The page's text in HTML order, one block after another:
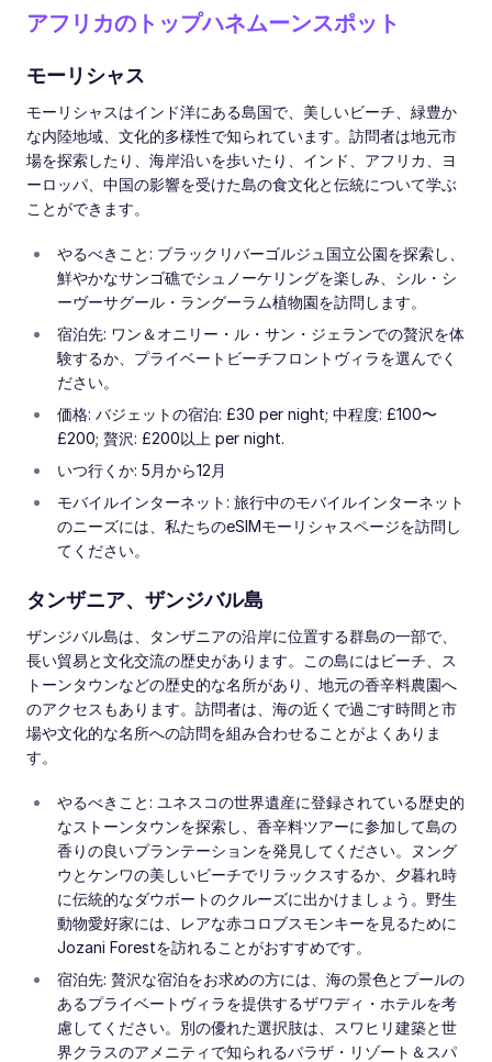
アフリカのトップハネムーンスポット
モーリシャス
モーリシャスはインド洋にある島国で、美しいビーチ、緑豊か
な内陸地域、文化的多様性で知られています。訪問者は地元市
場を探索したり、海岸沿いを歩いたり、インド、アフリカ、ヨ
ーロッパ、中国の影響を受けた島の食文化と伝統について学ぶ
ことができます。
やるべきこと: ブラックリバーゴルジュ国立公園を探索し、
鮮やかなサンゴ礁でシュノーケリングを楽しみ、シル・シ
ーヴーサグール・ラングーラム植物園を訪問します。
宿泊先: ワン＆オニリー・ル・サン・ジェランでの贅沢を体
験するか、プライベートビーチフロントヴィラを選んでく
ださい。
価格: バジェットの宿泊: £30 per night; 中程度: £100〜
£200; 贅沢: £200以上 per night.
いつ行くか: 5月から12月
モバイルインターネット: 旅行中のモバイルインターネット
のニーズには、私たちのeSIMモーリシャスページを訪問し
てください。
タンザニア、ザンジバル島
ザンジバル島は、タンザニアの沿岸に位置する群島の一部で、
長い貿易と文化交流の歴史があります。この島にはビーチ、ス
トーンタウンなどの歴史的な名所があり、地元の香辛料農園へ
のアクセスもあります。訪問者は、海の近くで過ごす時間と市
場や文化的な名所への訪問を組み合わせることがよくありま
す。
やるべきこと: ユネスコの世界遺産に登録されている歴史的
なストーンタウンを探索し、香辛料ツアーに参加して島の
香りの良いプランテーションを発見してください。ヌング
ウとケンワの美しいビーチでリラックスするか、夕暮れ時
に伝統的なダウボートのクルーズに出かけましょう。野生
動物愛好家には、レアな赤コロブスモンキーを見るために
Jozani Forestを訪れることがおすすめです。
宿泊先: 贅沢な宿泊をお求めの方には、海の景色とプールの
あるプライベートヴィラを提供するザワディ・ホテルを考
慮してください。別の優れた選択肢は、スワヒリ建築と世
界クラスのアメニティで知られるバラザ・リゾート＆スパ